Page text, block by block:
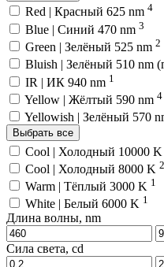
Red | Красный 625 nm 4
Blue | Синий 470 nm 3
Green | Зелёный 525 nm 2
Bluish | Зелёный 510 nm
IR | ИК 940 nm 1
Yellow | Жёлтый 590 nm 4
Yellowish | Зелёный 570
Выбрать все
Cool | Холодный 10000 K
Cool | Холодный 8000 K 2
Warm | Тёплый 3000 K 1
White | Белый 6000 K 1
Длина волны, nm
Сила света, cd